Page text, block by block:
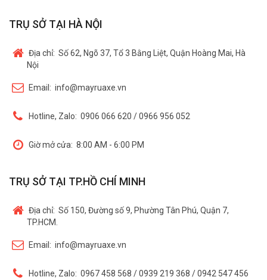
TRỤ SỞ TẠI HÀ NỘI
Địa chỉ: Số 62, Ngõ 37, Tổ 3 Bằng Liệt, Quận Hoàng Mai, Hà
Nội
Email: info@mayruaxe.vn
Hotline, Zalo: 0906 066 620 / 0966 956 052
Giờ mở cửa: 8:00 AM - 6:00 PM
TRỤ SỞ TẠI TP.HỒ CHÍ MINH
Địa chỉ: Số 150, Đường số 9, Phường Tân Phú, Quận 7,
TP.HCM.
Email: info@mayruaxe.vn
Hotline, Zalo: 0967 458 568 / 0939 219 368 / 0942 547 456